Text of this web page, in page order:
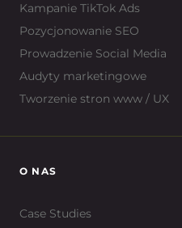
Kampanie TikTok Ads
Pozycjonowanie SEO
Prowadzenie Social Media
Audyty marketingowe
Tworzenie stron www / UX
O NAS
Case Studies